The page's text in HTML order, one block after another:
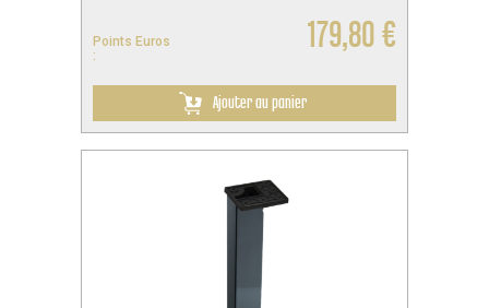
Points Euros
:
179,80 €
Ajouter au panier